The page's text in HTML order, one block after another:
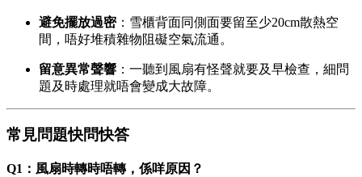
避免擺放過密：雪櫃背面同側面要留至少20cm散熱空
間，唔好堆積雜物阻礙空氣流通。
留意異常聲響 ：一聽到風扇有怪聲就要及早檢查，細問
題及時處理就唔會變成大故障。
常見問題快問快答
Q1：風扇時轉時唔轉，係咩原因？